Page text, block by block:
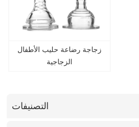
زجاجة رضاعة حليب الأطفال
الزجاجية
التصنيفات